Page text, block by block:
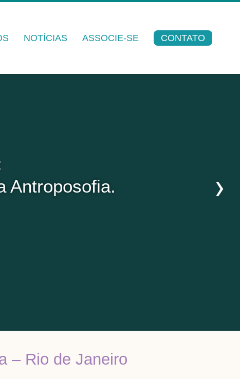
NOTÍCIAS ASSOCIE-SE CONTATO
Antroposofia.
– Rio de Janeiro